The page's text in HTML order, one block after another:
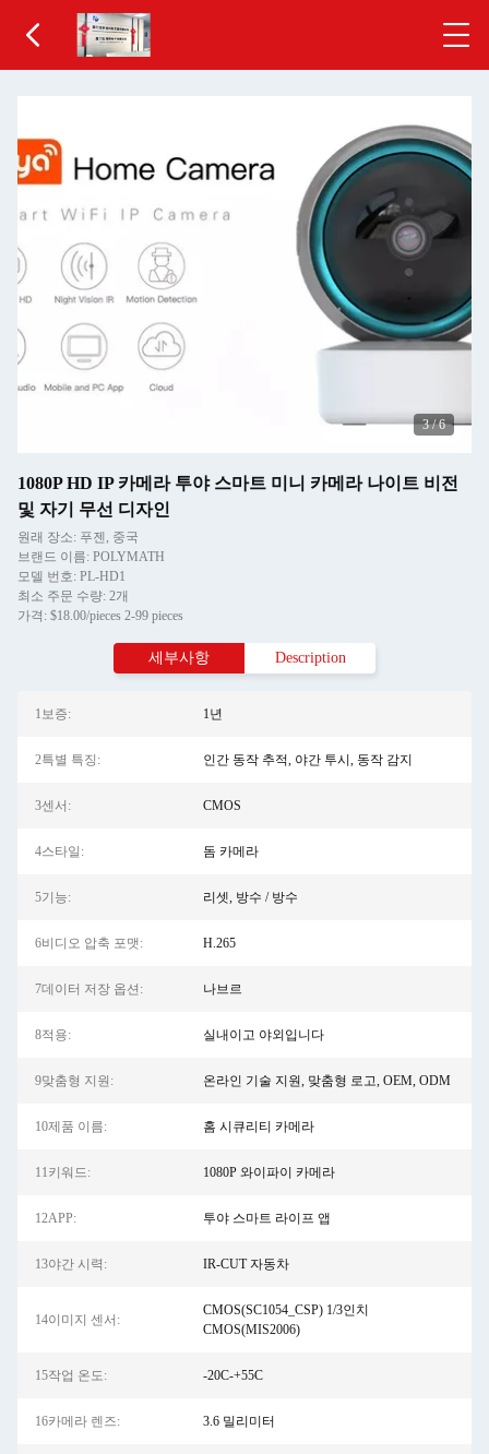
3/6
1080P HD IP 카메라 투야 스마트 미니 카메라 나이트 비전
및 자기 무선 디자인
원래 장소: 푸젠, 중국
브랜드 이름: POLYMATH
모델 번호: PL-HD1
최소 주문 수량: 2개
가격: $18.00/pieces 2-99 pieces
세부사항 Description
1보증: 1년
2특별 특징: 인간 동작 추적, 야간 투시, 동작 감지
3센서: CMOS
4스타일: 돔 카메라
5기능: 리셋, 방수 / 방수
6비디오 압축 포맷: H.265
7데이터 저장 옵션: 나브르
8적용: 실내이고 야외입니다
9맞춤형 지원: 온라인 기술 지원, 맞춤형 로고, OEM, ODM
10제품 이름: 홈 시큐리티 카메라
11키워드: 1080P 와이파이 카메라
12APP: 투야 스마트 라이프 앱
13야간 시력: IR-CUT 자동차
14이미지 센서:
CMOS(SC1054_CSP) 1/3인치
CMOS(MIS2006)
15작업 온도: -20C-+55C
16카메라 렌즈: 3.6 밀리미터